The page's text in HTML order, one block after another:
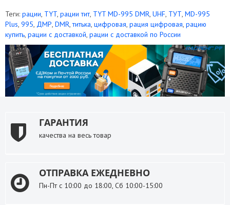
Теги: рации, TYT, рации тит, TYT MD-995 DMR, UHF, ТУТ, MD-995
Plus, 995, ДМР, DMR,титька, цифровая, рация цифровая, рацию
купить, рации с доставкой, рации с доставкой по России
ГАРАНТИЯ
качества на весь товар
ОТПРАВКА ЕЖЕДНЕВНО
Пн-Пт с 10:00 до 18:00, Сб 10:00-15:00